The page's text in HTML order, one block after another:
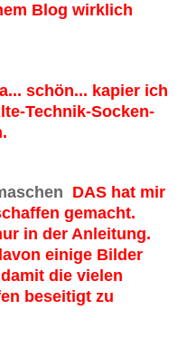
Blog wirklich
schön... kapier ich
Technik-Socken-
DAS hat mir
gemacht.
in der Anleitung.
einige Bilder
die vielen
beseitigt zu